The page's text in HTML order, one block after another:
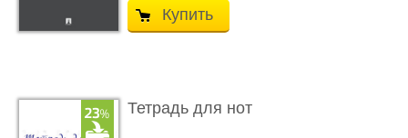
Купить
Тетрадь для нот